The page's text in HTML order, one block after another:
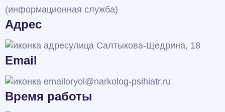
(информационная служба)
Адрес
улица Салтыкова-Щедрина, 18
Email
oryol@narkolog-psihiatr.ru
Время работы